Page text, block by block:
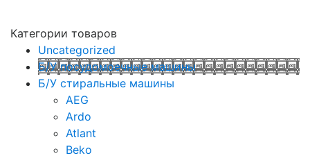
Категории товаров
Uncategorized
Б/У посудомоечные машины
Б/У стиральные машины
AEG
Ardo
Atlant
Beko